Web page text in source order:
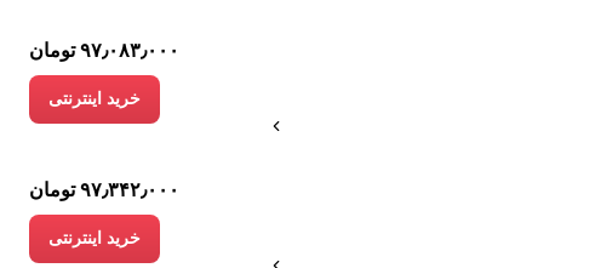
۹۷٫۰۸۳٫۰۰۰ تومان
خرید اینترنتی
۹۷٫۳۴۲٫۰۰۰ تومان
خرید اینترنتی